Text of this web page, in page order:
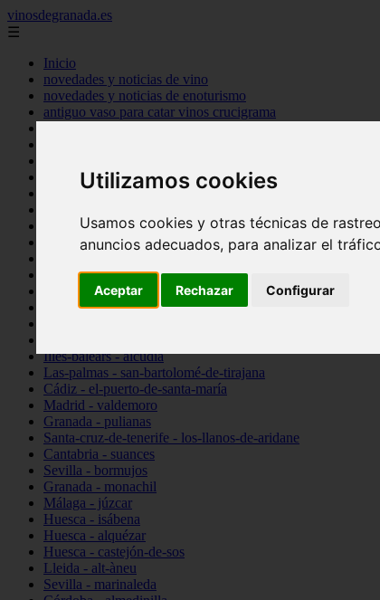
Utilizamos cookies
Usamos cookies y otras técnicas de
anuncios adecuados, para analizar el
Aceptar Rechazar Configurar
vinosdegranada.es
☰
Inicio
novedades y noticias de vino
novedades y noticias de enoturismo
antiguo vaso para catar vinos crucigrama
Sevilla - sevilla
Barcelona - barcelona
Santa-cruz-de-tenerife - guía-de-isora
La-rioja - casalarreina
Almería - roquetas-de-mar
Illes-balears - alcúdia
Las-palmas - san-bartolomé-de-tirajana
Cádiz - el-puerto-de-santa-maría
Madrid - valdemoro
Granada - pulianas
Santa-cruz-de-tenerife - los-llanos-de-aridane
Cantabria - suances
Sevilla - bormujos
Granada - monachil
Málaga - júzcar
Huesca - isábena
Huesca - alquézar
Huesca - castejón-de-sos
Lleida - alt-àneu
Sevilla - marinaleda